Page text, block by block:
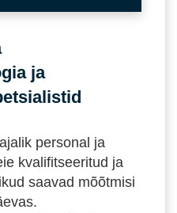
ja
personal ja
kvalifitseeritud ja
saavad mõõtmisi